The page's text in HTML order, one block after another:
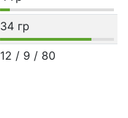
34 гр
12 / 9 / 80